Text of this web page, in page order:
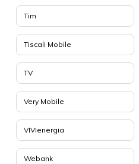
Tim
Tiscali Mobile
TV
Very Mobile
VIVIenergia
Webank